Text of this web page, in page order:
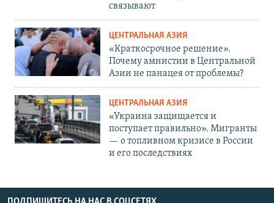
связывают
ЦЕНТРАЛЬНАЯ АЗИЯ
«Краткосрочное решение».
Почему амнистии в Центральной
Азии не панацея от проблемы?
ЦЕНТРАЛЬНАЯ АЗИЯ
«Украина защищается и
поступает правильно». Мигранты
— о топливном кризисе в России
и его последствиях